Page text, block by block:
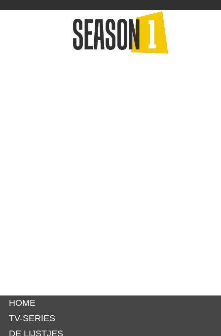
HOME
TV-SERIES
DE LIJSTJES